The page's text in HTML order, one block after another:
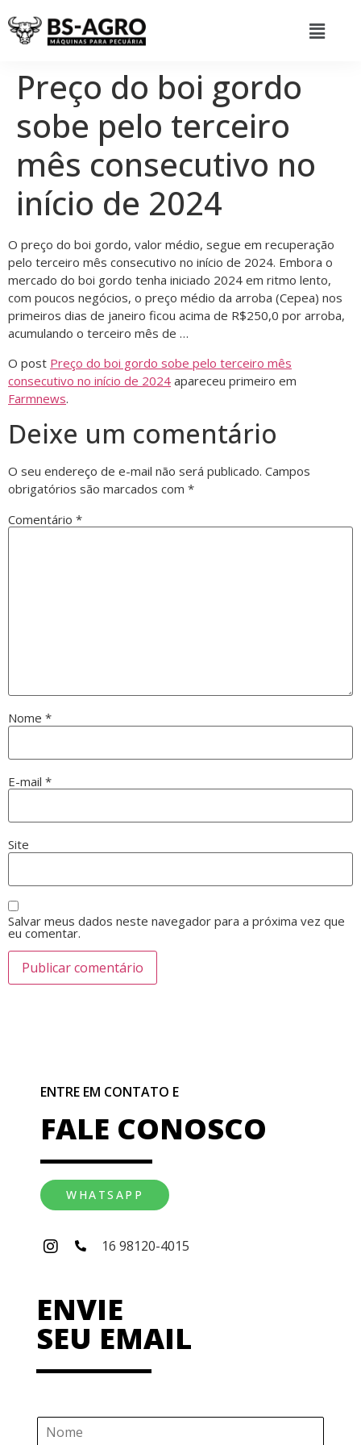
Preço do boi gordo
sobe pelo terceiro
mês consecutivo no
início de 2024
O preço do boi gordo, valor médio, segue em recuperação
pelo terceiro mês consecutivo no início de 2024. Embora o
mercado do boi gordo tenha iniciado 2024 em ritmo lento,
com poucos negócios, o preço médio da arroba (Cepea) nos
primeiros dias de janeiro ficou acima de R$250,0 por arroba,
acumulando o terceiro mês de …
O post Preço do boi gordo sobe pelo terceiro mês
consecutivo no início de 2024 apareceu primeiro em
Farmnews.
Deixe um comentário
O seu endereço de e-mail não será publicado. Campos
obrigatórios são marcados com *
Comentário *
Nome *
E-mail *
Site
Salvar meus dados neste navegador para a próxima vez que
eu comentar.
ENTRE EM CONTATO E
FALE CONOSCO
WHATSAPP
16 98120-4015
ENVIE
SEU EMAIL
N